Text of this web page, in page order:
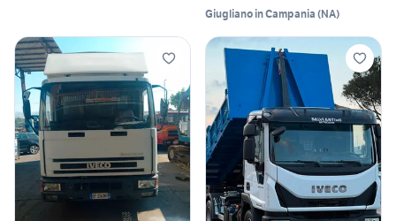
Giugliano in Campania (NA)